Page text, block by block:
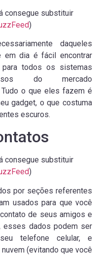
)
daqueles
em dia é fácil encontrar
para todos os sistemas
do mercado
Tudo o que eles fazem é
gadget, o que costuma
escuros.
)
por seções referentes
usados para que você
de seus amigos e
esses dados podem ser
telefone celular, e
(evitando que você